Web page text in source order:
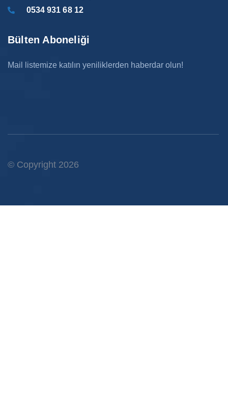
0534 931 68 12
Bülten Aboneliği
Mail listemize katılın yeniliklerden haberdar olun!
© Copyright 2026